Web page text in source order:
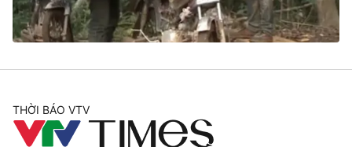
Cơ quan chủ quản:
Đài Truyền hình Việt Nam
Cơ quan báo chí:Thời báo VTV
Tổng Biên tập:
Phó Tổng Biên tập:Nguyễn Thị Mỹ Hạnh, Phạm Quốc Thắng,
Nguyễn Trọng Ninh
THỜI BÁO VTV